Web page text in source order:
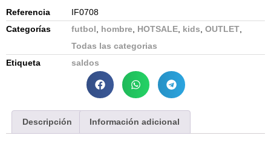
Referencia
IF0708
Categorías
futbol, hombre, HOTSALE, kids, OUTLET,
Todas las categorias
Etiqueta
saldos
Descripción Información adicional